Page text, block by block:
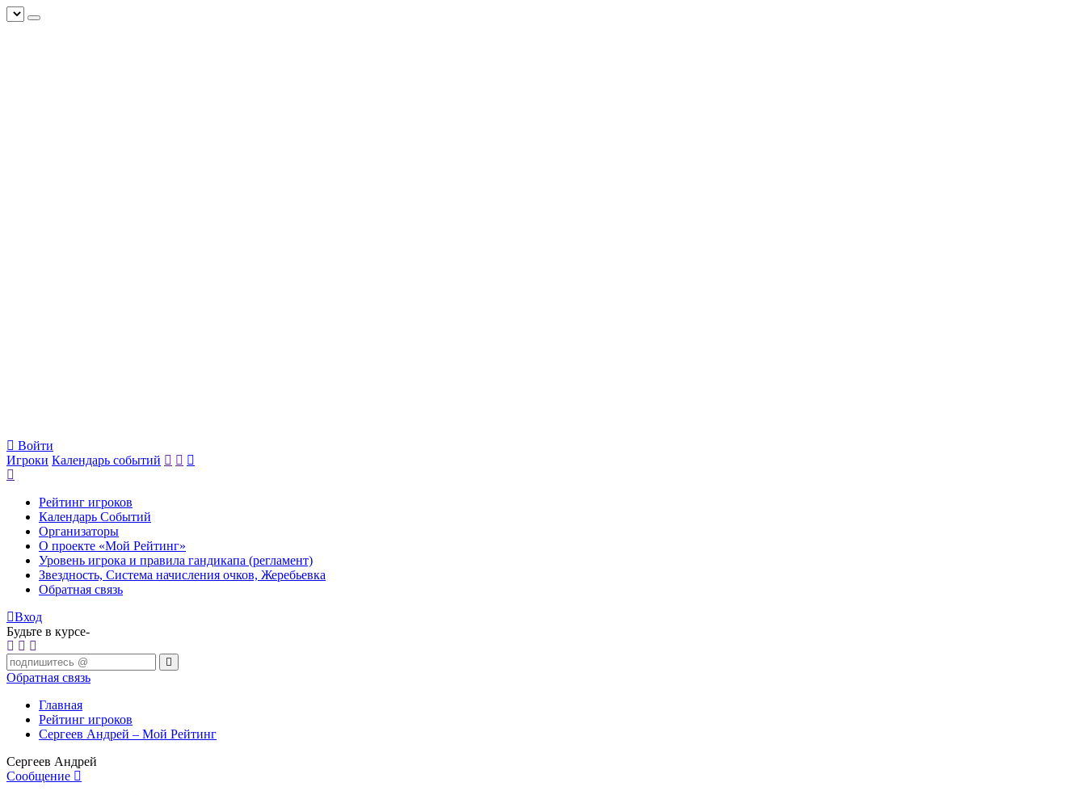
Войти
Игроки Календарь событий
Рейтинг игроков
Календарь Событий
Организаторы
О проекте «Мой Рейтинг»
Уровень игрока и правила гандикапа (регламент)
Звездность, Система начисления очков, Жеребьевка
Обратная связь
Вход
Будьте в курсе-
Обратная связь
Главная
Рейтинг игроков
Сергеев Андрей – Мой Рейтинг
Сергеев Андрей
Сообщение